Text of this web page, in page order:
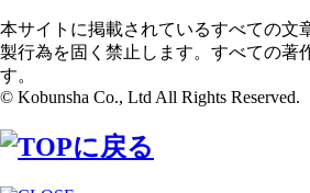
本サイトに掲載されているすべての文
製行為を固く禁止します。すべての著
す。
© Kobunsha Co., Ltd All Rights Reserved.